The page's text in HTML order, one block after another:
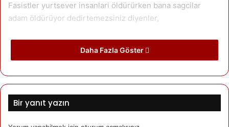
Fasistler yurtsever insanlari öldürürken bana sagcilar
adam öldürüyor dedirtemezsiniz diyenler,
Üstüne güvenerek kürt illerinde duvarlarda irkci solaganlar
Bodrumlarda insanlari diri diri yakanlar,
Bunlari asmiyalim besleyelim diyenler,
Daha Fazla Göster
Bir yanıt yazın